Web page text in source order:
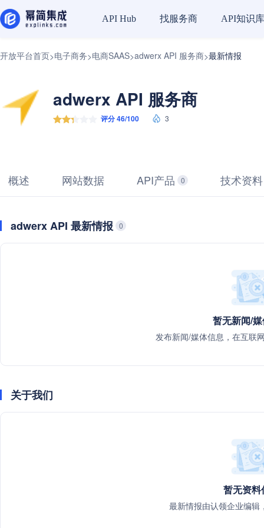
API Hub 找服务商 API知识库
开放平台首页>电子商务>电商SAAS>adwerx API 服务商>最新情报
adwerx API 服务商
评分 46/100 3
概述 网站数据 API产品 0 技术资料
adwerx API 最新情报 0
暂无新闻/
发布新闻/媒体信息，在互联
关于我们
暂无资料
最新情报由认领企业编辑